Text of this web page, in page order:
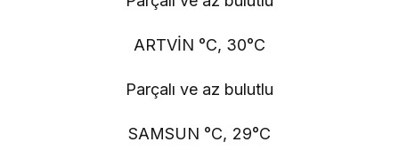
ARTVİN °C, 30°C
Parçalı ve az bulutlu
SAMSUN °C, 29°C